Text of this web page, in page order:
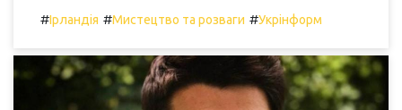
#Ірландія #Мистецтво та розваги #Укрінформ